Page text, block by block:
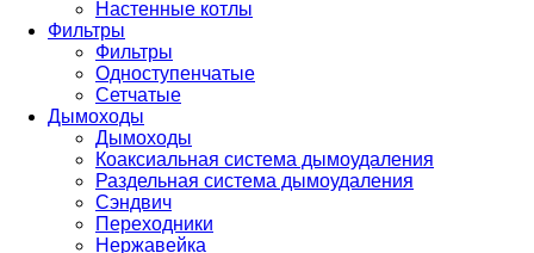
Настенные котлы
Фильтры
Фильтры
Одноступенчатые
Сетчатые
Дымоходы
Дымоходы
Коаксиальная система дымоудаления
Раздельная система дымоудаления
Сэндвич
Переходники
Нержавейка